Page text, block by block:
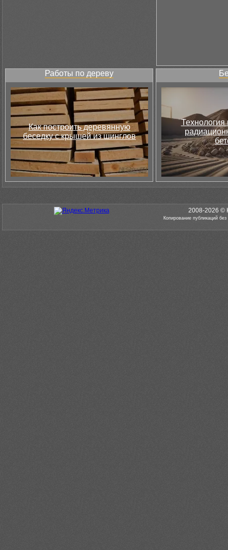
Работы по дереву
Как построить деревянную
беседку с крышей из шинглов
Технология
2008-2026 ©
Копирование публикаций